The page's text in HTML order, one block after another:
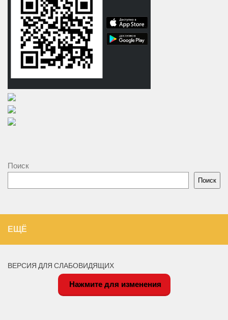
Поиск
Поиск
ЕЩЁ
ВЕРСИЯ ДЛЯ СЛАБОВИДЯЩИХ
Нажмите для изменения